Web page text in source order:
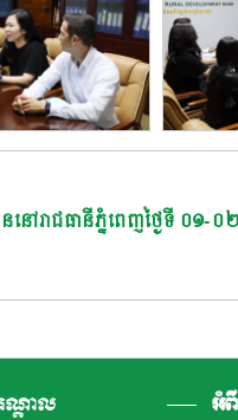
ៅរាជធានីភ្នំពេញថ្ងៃទី ០១-០
ណ្តាល អំ